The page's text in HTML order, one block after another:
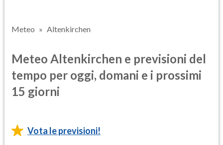
Meteo Altenkirchen
Meteo Altenkirchen e previsioni del
tempo per oggi, domani e i prossimi
15 giorni
Vota le previsioni!